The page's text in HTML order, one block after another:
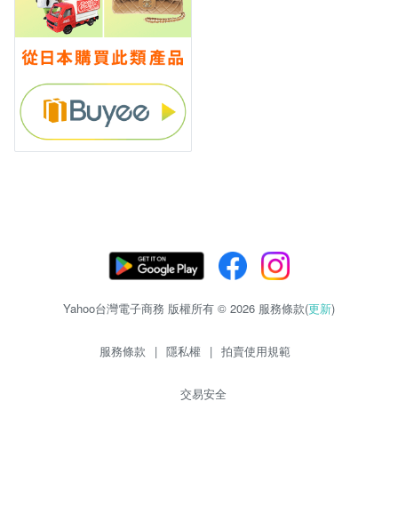
Yahoo台灣電子商務 版權所有 © 2026 服務條款(更新)
服務條款 | 隱私權 | 拍賣使用規範
交易安全